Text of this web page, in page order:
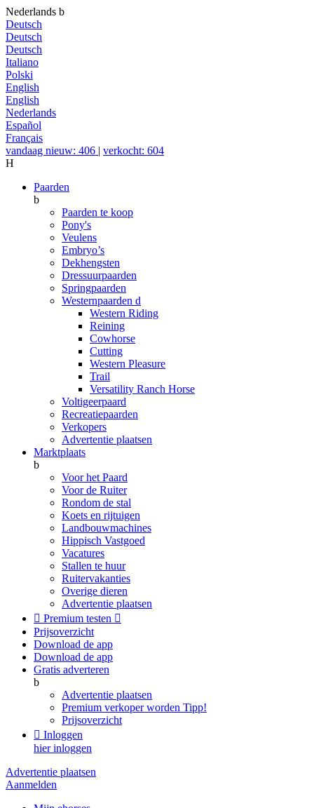
Nederlands b
Deutsch
Deutsch
Deutsch
Italiano
Polski
English
English
Nederlands
Español
Français
vandaag nieuw: 406 | verkocht: 604
H
Paarden
b
Paarden te koop
Pony's
Veulens
Embryo’s
Dekhengsten
Dressuurpaarden
Springpaarden
Westernpaarden d
Western Riding
Reining
Cowhorse
Cutting
Western Pleasure
Trail
Versatility Ranch Horse
Voltigeerpaard
Recreatiepaarden
Verkopers
Advertentie plaatsen
Marktplaats
b
Voor het Paard
Voor de Ruiter
Rondom de stal
Koets en rijtuigen
Landbouwmachines
Hippisch Vastgoed
Vacatures
Stallen te huur
Ruitervakanties
Overige dieren
Advertentie plaatsen
 Premium testen 
Prijsoverzicht
Download de app
Download de app
Gratis adverteren
b
Advertentie plaatsen
Premium verkoper worden Tipp!
Prijsoverzicht
 Inloggen
hier inloggen
Advertentie plaatsen
Aanmelden